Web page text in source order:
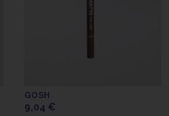
GOSH
9,04 €